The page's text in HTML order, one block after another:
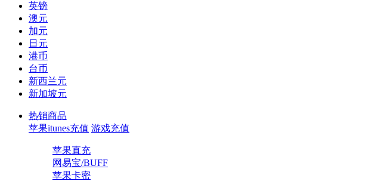
英镑
澳元
加元
日元
港币
台币
新西兰元
新加坡元
热销商品
苹果itunes充值 游戏充值
苹果直充
网易宝/BUFF
苹果卡密